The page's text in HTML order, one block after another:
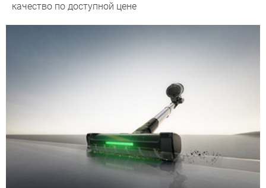
качество по доступной цене